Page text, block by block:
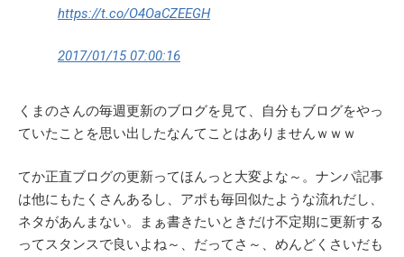
https://t.co/O4OaCZEEGH
2017/01/15 07:00:16
くまのさんの毎週更新のブログを見て、自分もブログをやっ
ていたことを思い出したなんてことはありませんｗｗｗ
てか正直ブログの更新ってほんっと大変よな～。ナンパ記事
は他にもたくさんあるし、アポも毎回似たような流れだし、
ネタがあんまない。まぁ書きたいときだけ不定期に更新する
ってスタンスで良いよね～、だってさ～、めんどくさいだも